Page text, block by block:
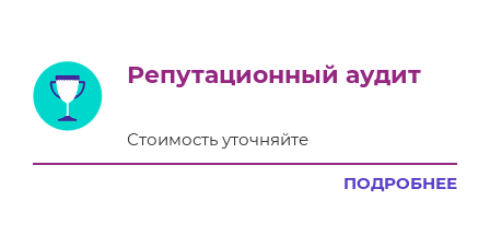
Репутационный аудит
Стоимость уточняйте
ПОДРОБНЕЕ